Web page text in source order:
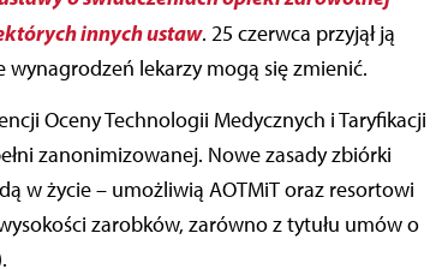
innych ustaw. 25 czerwca przyjął ją
wynagrodzeń lekarzy mogą się zmienić.
Oceny Technologii Medycznych i Taryfikacji
zanonimizowanej. Nowe zasady zbiórki
w życie – umożliwią AOTMiT oraz resortowi
zarobków, zarówno z tytułu umów o